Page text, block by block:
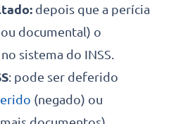
depois que a perícia
documental) o
sistema do INSS.
: pode ser deferido
(negado) ou